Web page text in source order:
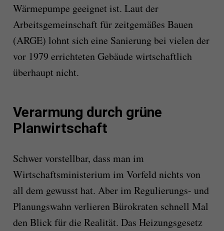
Wärmepumpe geeignet ist. Laut der
Arbeitsgemeinschaft für zeitgemäßes Bauen
(ARGE) lohnt sich eine Sanierung bei vielen der
vor 1979 errichteten Gebäude wirtschaftlich
überhaupt nicht.
Verarmung durch grüne
Planwirtschaft
Schwervorstellbar, dass man im
Wirtschaftsministerium im Vorfeld nichts von
all dem gewusst hat. Aber im Regulierungs- und
Planungswahn verlieren Bürokraten schnell Mal
den Blick für die Realität. Das Heizungsgesetz